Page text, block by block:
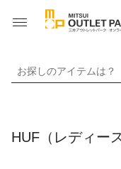
お探しのアイテムは？
HUF（レディー